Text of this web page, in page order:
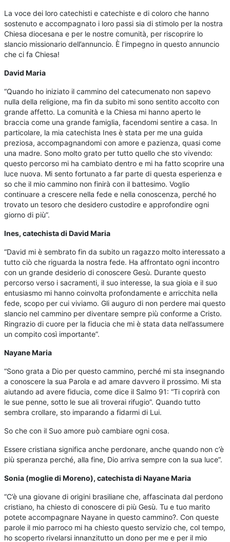
La voce dei loro catechisti e catechiste e di coloro che hanno
sostenuto e accompagnato i loro passi sia di stimolo per la nostra
Chiesa diocesana e per le nostre comunità, per riscoprire lo
slancio missionario dell’annuncio. È l’impegno in questo annuncio
che ci fa Chiesa!
David Maria
“Quando ho iniziato il cammino del catecumenato non sapevo
nulla della religione, ma fin da subito mi sono sentito accolto con
grande affetto. La comunità e la Chiesa mi hanno aperto le
braccia come una grande famiglia, facendomi sentire a casa. In
particolare, la mia catechista Ines è stata per me una guida
preziosa, accompagnandomi con amore e pazienza, quasi come
una madre. Sono molto grato per tutto quello che sto vivendo:
questo percorso mi ha cambiato dentro e mi ha fatto scoprire una
luce nuova. Mi sento fortunato a far parte di questa esperienza e
so che il mio cammino non finirà con il battesimo. Voglio
continuare a crescere nella fede e nella conoscenza, perché ho
trovato un tesoro che desidero custodire e approfondire ogni
giorno di più”.
Ines, catechista di David Maria
“David mi è sembrato fin da subito un ragazzo molto interessato a
tutto ciò che riguarda la nostra fede. Ha affrontato ogni incontro
con un grande desiderio di conoscere Gesù. Durante questo
percorso verso i sacramenti, il suo interesse, la sua gioia e il suo
entusiasmo mi hanno coinvolta profondamente e arricchita nella
fede, scopo per cui viviamo. Gli auguro di non perdere mai questo
slancio nel cammino per diventare sempre più conforme a Cristo.
Ringrazio di cuore per la fiducia che mi è stata data nell’assumere
un compito così importante”.
Nayane Maria
“Sono grata a Dio per questo cammino, perché mi sta insegnando
a conoscere la sua Parola e ad amare davvero il prossimo. Mi sta
aiutando ad avere fiducia, come dice il Salmo 91: “Ti coprirà con
le sue penne, sotto le sue ali troverai rifugio”. Quando tutto
sembra crollare, sto imparando a fidarmi di Lui.
So che con il Suo amore può cambiare ogni cosa.
Essere cristiana significa anche perdonare, anche quando non c’è
più speranza perché, alla fine, Dio arriva sempre con la sua luce”.
Sonia (moglie di Moreno), catechista di Nayane Maria
“C’è una giovane di origini brasiliane che, affascinata dal perdono
cristiano, ha chiesto di conoscere di più Gesù. Tu e tuo marito
potete accompagnare Nayane in questo cammino?. Con queste
parole il mio parroco mi ha chiesto questo servizio che, col tempo,
ho scoperto rivelarsi innanzitutto un dono per me e per il mio